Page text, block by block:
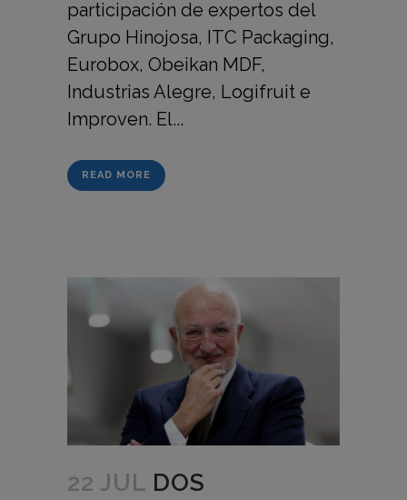
participación de expertos del
Grupo Hinojosa, ITC Packaging,
Eurobox, Obeikan MDF,
Industrias Alegre, Logifruit e
Improven. El...
READ MORE
22 JUL DOS